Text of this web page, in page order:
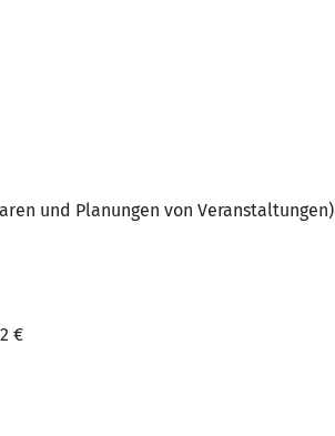
und Planungen von Veranstaltungen)
€